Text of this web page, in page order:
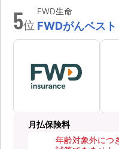
5位
FWD生命
FWDがんベスト
月払保険料
年齢対象外につ